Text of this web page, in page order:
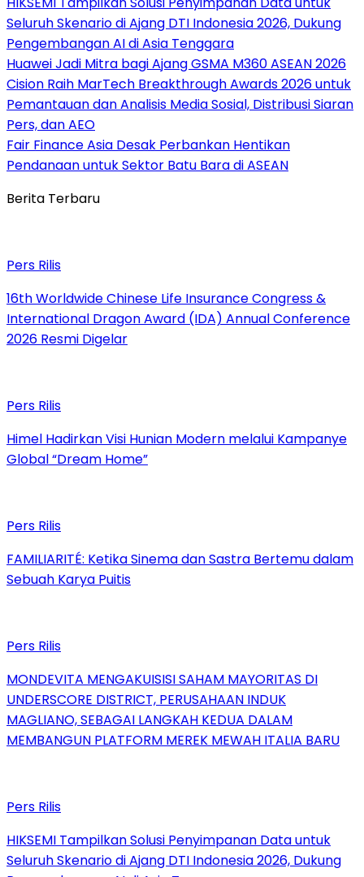
Seluruh Skenario di Ajang DTI Indonesia 2026, Dukung
Pengembangan AI di Asia Tenggara
Huawei Jadi Mitra bagi Ajang GSMA M360 ASEAN 2026
Cision Raih MarTech Breakthrough Awards 2026 untuk
Pemantauan dan Analisis Media Sosial, Distribusi Siaran
Pers, dan AEO
Fair Finance Asia Desak Perbankan Hentikan
Pendanaan untuk Sektor Batu Bara di ASEAN
Berita Terbaru
Pers Rilis
16th Worldwide Chinese Life Insurance Congress &
International Dragon Award (IDA) Annual Conference
2026 Resmi Digelar
Pers Rilis
Himel Hadirkan Visi Hunian Modern melalui Kampanye
Global “Dream Home”
Pers Rilis
FAMILIARITÉ: Ketika Sinema dan Sastra Bertemu dalam
Sebuah Karya Puitis
Pers Rilis
MONDEVITA MENGAKUISISI SAHAM MAYORITAS DI
UNDERSCORE DISTRICT, PERUSAHAAN INDUK
MAGLIANO, SEBAGAI LANGKAH KEDUA DALAM
MEMBANGUN PLATFORM MEREK MEWAH ITALIA BARU
Pers Rilis
HIKSEMI Tampilkan Solusi Penyimpanan Data untuk
Seluruh Skenario di Ajang DTI Indonesia 2026, Dukung